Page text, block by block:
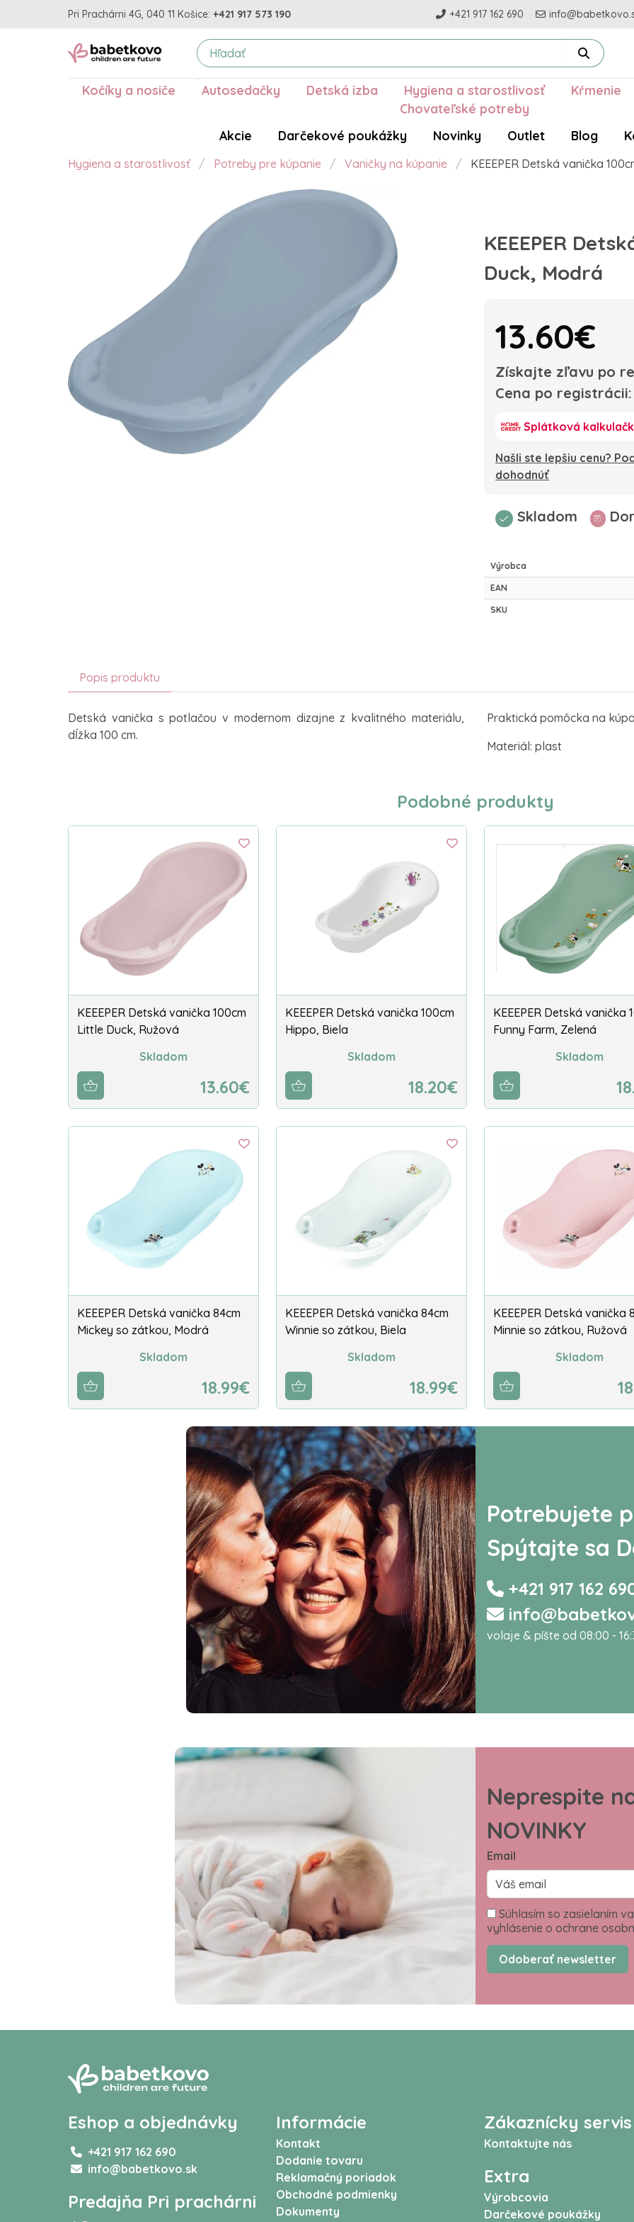
Pri Prachárni 4G, 040 11 Košice: +421 917 573 190 +421 917 162 690
Kočíky a nosiče Autosedačky Detská izba Hygiena a starostlivosť
Kŕmenie
Chovateľské potreby
Akcie
Darčekové poukážky Novinky Outlet Blog
Hygiena a starostlivosť Potreby pre kúpanie Vaničky na kúpanie KEEEPER Detská vanička
KEEEPER
Duck, Modrá
13.60€
Získajte zľavu po
Cena po
Splátková
Našli ste lepšiu cenu?
dohodnúť
Skladom
Výrobca
EAN
SKU
Popis produktu
Detská vanička s potlačou v modernom dizajne z kvalitného materiálu,
dĺžka 100 cm.
Praktická pomôcka na
Materiál: plast
Podobné produkty
KEEEPER Detská vanička 100cm
Little Duck, Ružová
Skladom
13.60€
KEEEPER Detská vanička 100cm
Hippo, Biela
Skladom
18.20€
KEEEPER Detská vanička
Funny Farm, Zelená
Skladom
KEEEPER Detská vanička 84cm
Mickey so zátkou, Modrá
Skladom
18.99€
KEEEPER Detská vanička 84cm
Winnie so zátkou, Biela
Skladom
18.99€
KEEEPER Detská vanička
Minnie so zátkou, Ružová
Skladom
Potrebujete
Spýtajte sa
+421 917 162
volaje & píšte od 08:00 -
Neprespite
NOVINKY
Email
Súhlasím so zasielaním
vyhlásenie o ochrane
Odoberať newsletter
Eshop a objednávky
+421 917 162 690
info@babetkovo.sk
Predajňa Pri prachárni
Informácie
Kontakt
Dodanie tovaru
Reklamačný poriadok
Obchodné podmienky
Dokumenty
Zákaznícky servis
Kontaktujte nás
Extra
Výrobcovia
Darčekové poukážky